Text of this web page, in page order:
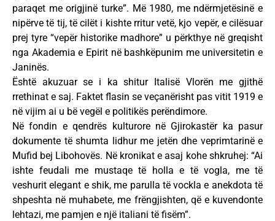
paraqet me origjinë turke”. Më 1980, me ndërmjetësinë e
nipërve të tij, të cilët i kishte rritur vetë, kjo vepër, e cilësuar
prej tyre “vepër historike madhore” u përkthye në greqisht
nga Akademia e Epirit në bashkëpunim me universitetin e
Janinës.
Është akuzuar se i ka shitur Italisë Vlorën me gjithë
rrethinat e saj. Faktet flasin se veçanërisht pas vitit 1919 e
në vijim ai u bë vegël e politikës perëndimore.
Në fondin e qendrës kulturore në Gjirokastër ka pasur
dokumente të shumta lidhur me jetën dhe veprimtarinë e
Mufid bej Libohovës. Në kronikat e asaj kohe shkruhej: “Ai
ishte feudali me mustaqe të holla e të vogla, me të
veshurit elegant e shik, me parulla të vockla e anekdota të
shpeshta në muhabete, me frëngjishten, që e kuvendonte
lehtazi, me pamjen e një italiani të fisëm”.